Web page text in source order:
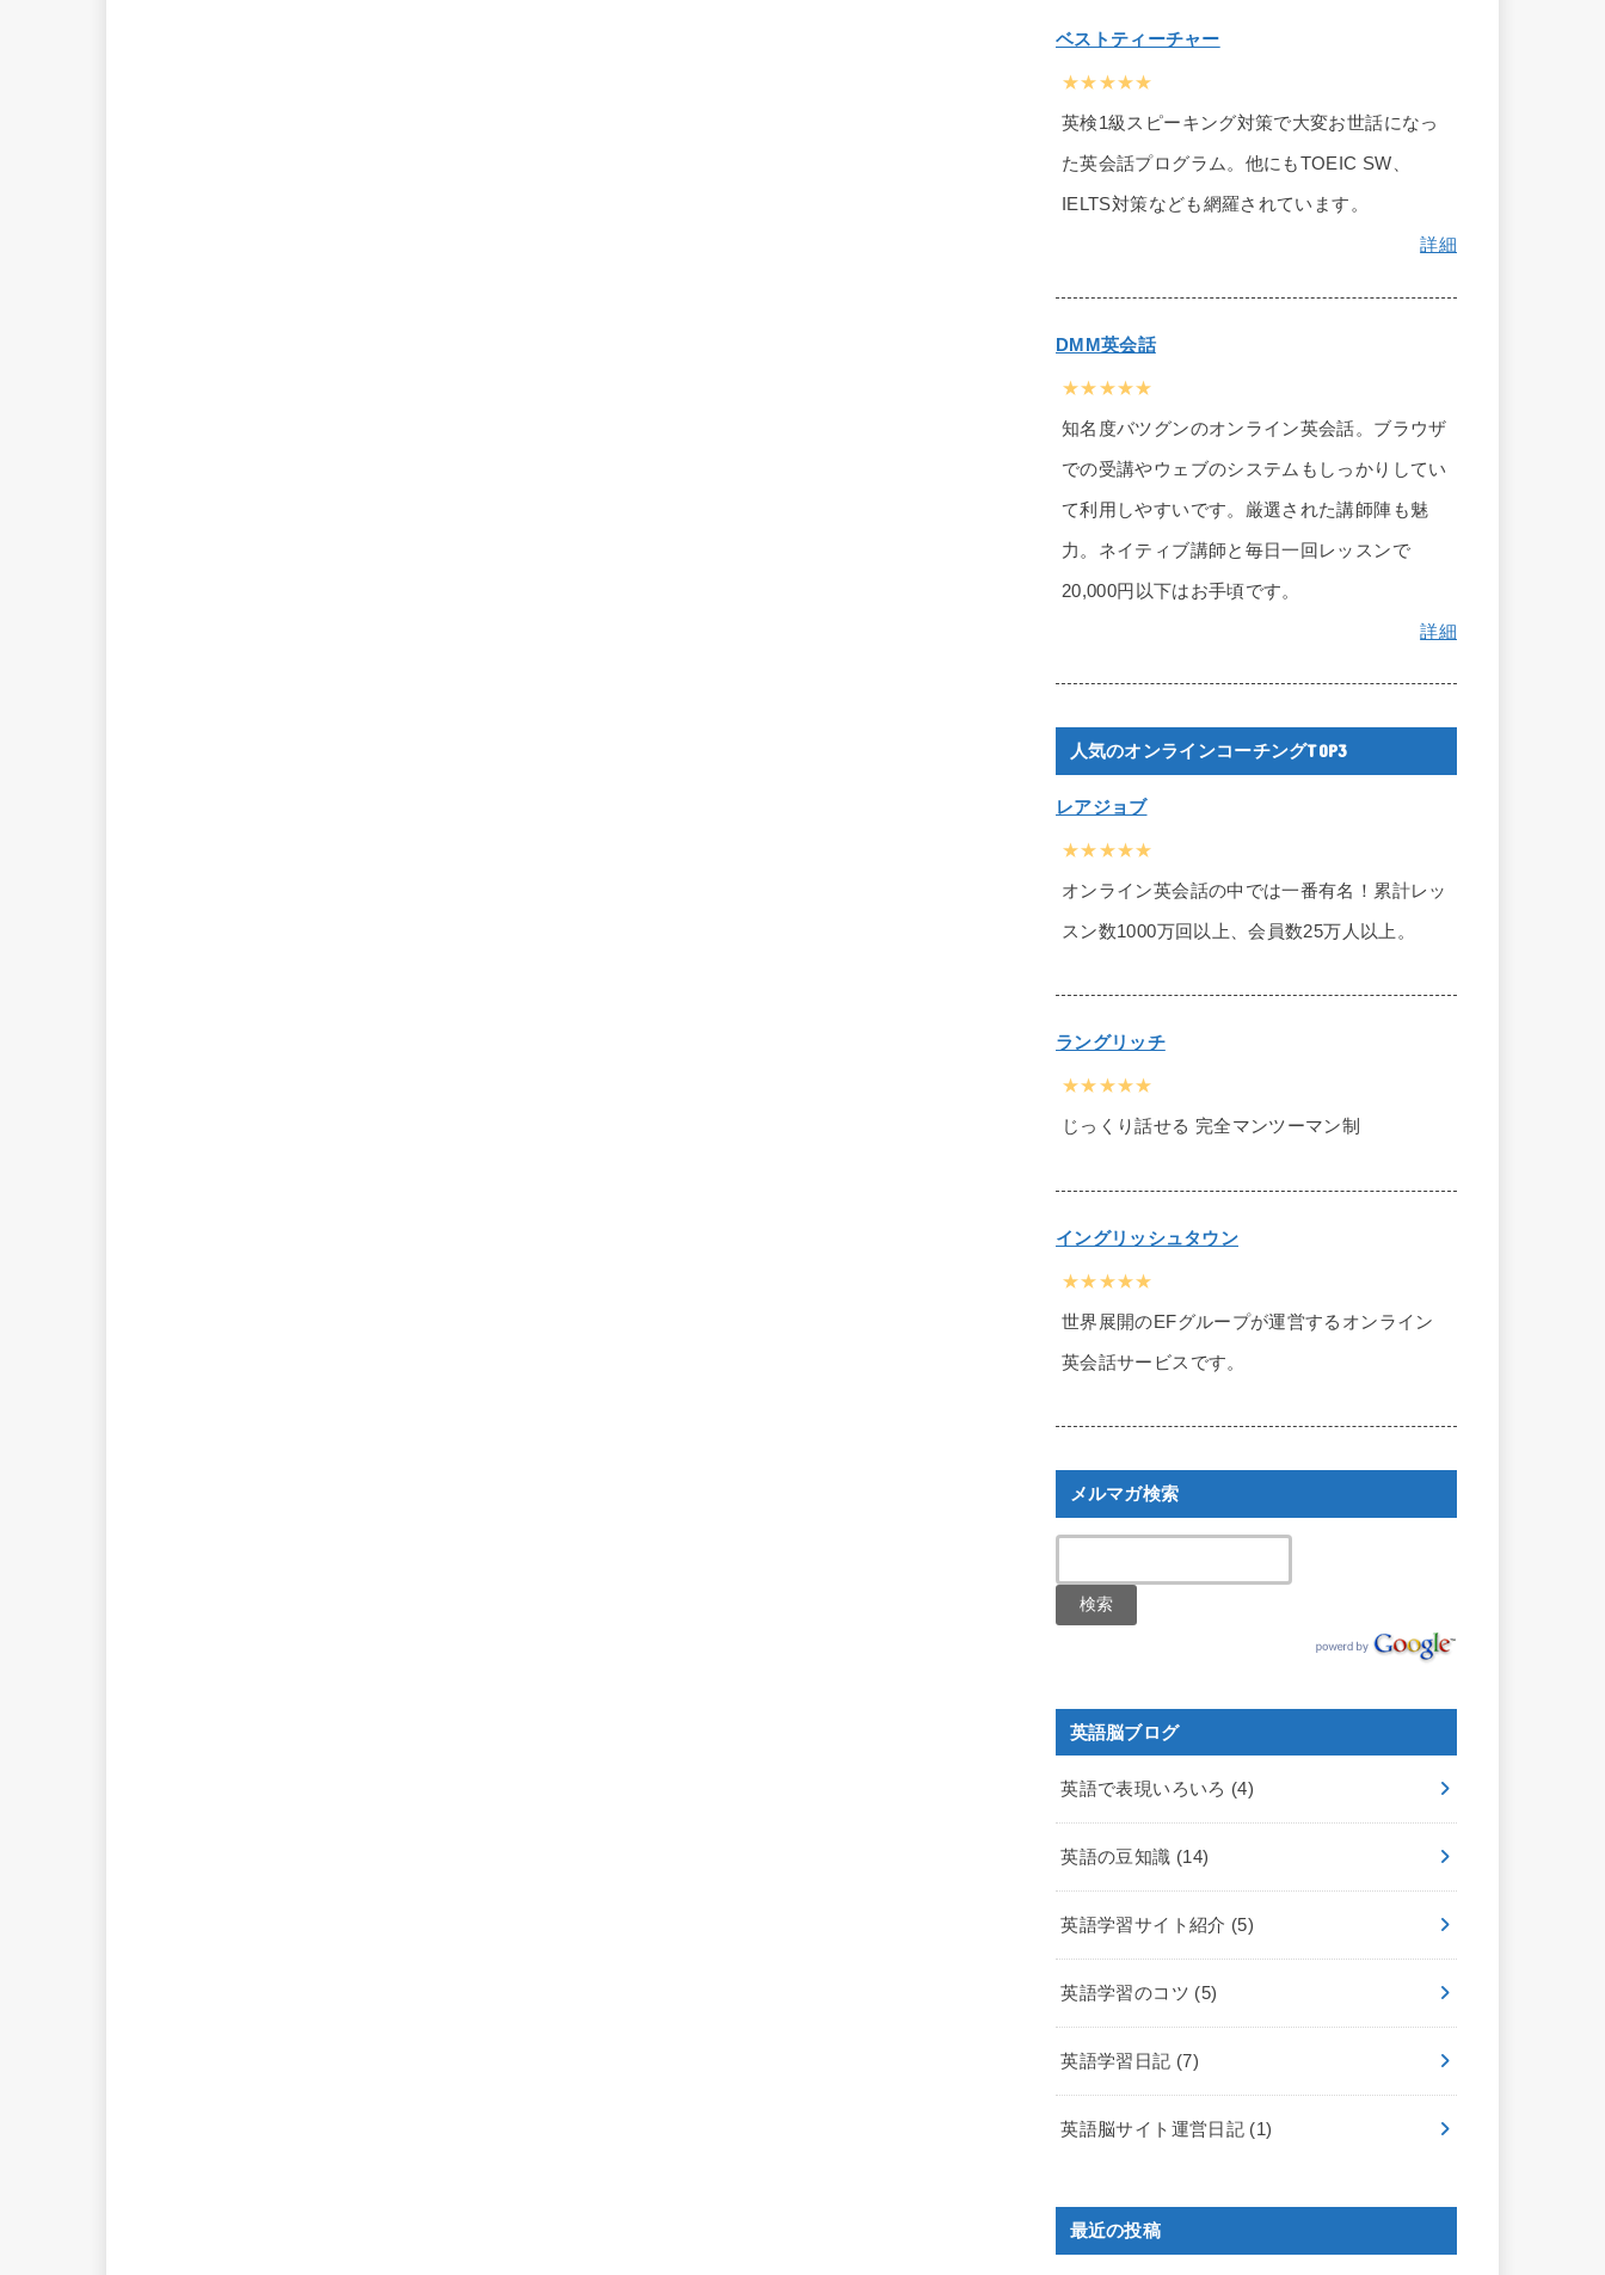
ベストティーチャー
★★★★★
英検1級スピーキング対策で大変お世話になっ
た英会話プログラム。他にもTOEIC SW、
IELTS対策なども網羅されています。
詳細
DMM英会話
★★★★★
知名度バツグンのオンライン英会話。ブラウザ
での受講やウェブのシステムもしっかりしてい
て利用しやすいです。厳選された講師陣も魅
力。ネイティブ講師と毎日一回レッスンで
20,000円以下はお手頃です。
詳細
人気のオンラインコーチングTOP3
レアジョブ
★★★★★
オンライン英会話の中では一番有名！累計レッ
スン数1000万回以上、会員数25万人以上。
ラングリッチ
★★★★★
じっくり話せる 完全マンツーマン制
イングリッシュタウン
★★★★★
世界展開のEFグループが運営するオンライン
英会話サービスです。
メルマガ検索
英語脳ブログ
英語で表現いろいろ (4)
英語の豆知識 (14)
英語学習サイト紹介 (5)
英語学習のコツ (5)
英語学習日記 (7)
英語脳サイト運営日記 (1)
最近の投稿